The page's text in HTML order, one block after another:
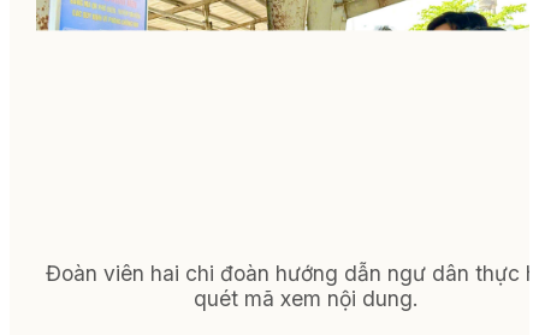
Đoàn viên hai chi đoàn hướng dẫn ngư dân thực
quét mã xem nội dung.